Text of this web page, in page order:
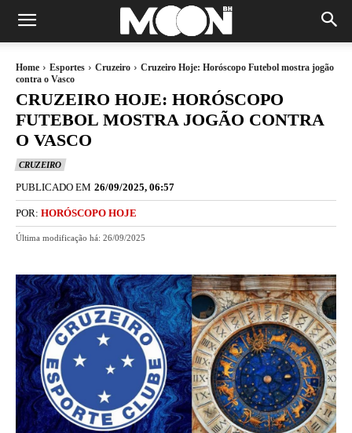
Home Esportes Cruzeiro
Cruzeiro Hoje: Horóscopo Futebol mostra jogão
contra o Vasco
CRUZEIRO HOJE: HORÓSCOPO
FUTEBOL MOSTRA JOGÃO CONTRA
O VASCO
CRUZEIRO
PUBLICADO EM 26/09/2025, 06:57
POR: HORÓSCOPO HOJE
Última modificação há: 26/09/2025